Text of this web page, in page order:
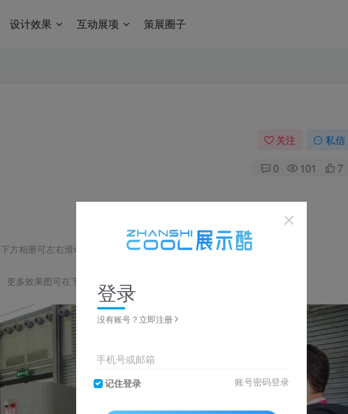
设计效果 互动展项 策展圈子
关注 私信
0 101 7
下方相册可左右滑动，点击可放大浏览
更多效果图可在下方 获取下载链接
登录
没有账号？立即注册
手机号或邮箱
记住登录 账号密码登录